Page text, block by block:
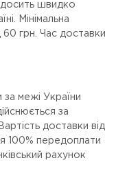
швидко
Мінімальна
60 грн. Час доставки
за межі України
за
доставки від
100% передоплати
рахунок